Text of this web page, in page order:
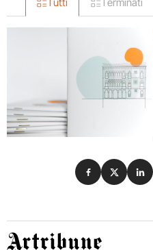
Condividi su
Condividi
Artribune